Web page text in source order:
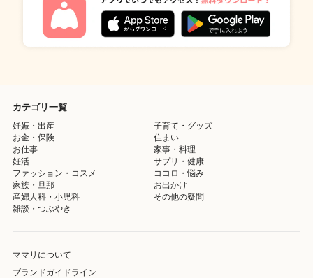
カテゴリ一覧
妊娠・出産
子育て・グッズ
お金・保険
住まい
お仕事
家事・料理
妊活
サプリ・健康
ファッション・コスメ
ココロ・悩み
家族・旦那
お出かけ
産婦人科・小児科
その他の疑問
雑談・つぶやき
ママリについて
ブランドガイドライン